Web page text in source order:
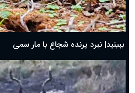
ببینید| نبرد پرنده شجاع با مار سمی